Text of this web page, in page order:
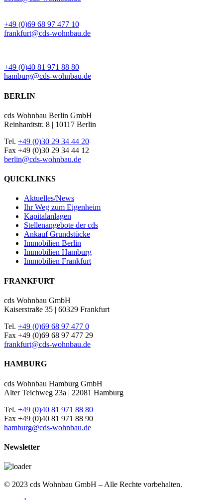
+49 (0)69 68 97 477 10
frankfurt@cds-wohnbau.de
+49 (0)40 81 971 88 80
hamburg@cds-wohnbau.de
BERLIN
cds Wohnbau Berlin GmbH
Reinhardtstr. 8 | 10117 Berlin
Tel. +49 (0)30 29 34 44 20
Fax +49 (0)30 29 34 44 12
berlin@cds-wohnbau.de
QUICKLINKS
Aktuelles/News
Ihr Weg zum Eigenheim
Kapitalanlagen
Stellenangebote der cds
Ankauf Grundstücke
Immobilien Berlin
Immobilien Hamburg
Immobilien Frankfurt
FRANKFURT
cds Wohnbau GmbH
Kaiserstraße 35 | 60329 Frankfurt
Tel. +49 (0)69 68 97 477 0
Fax +49 (0)69 68 97 477 29
frankfurt@cds-wohnbau.de
HAMBURG
cds Wohnbau Hamburg GmbH
Alter Teichweg 23a | 22081 Hamburg
Tel. +49 (0)40 81 971 88 80
Fax +49 (0)40 81 971 88 90
hamburg@cds-wohnbau.de
Newsletter
© 2023 cds Wohnbau GmbH – Alle Rechte vorbehalten.